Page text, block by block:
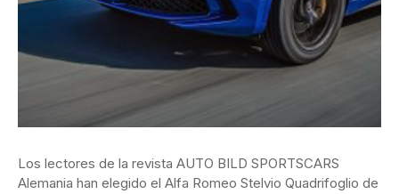
Los lectores de la revista AUTO BILD SPORTSCARS
Alemania han elegido el Alfa Romeo Stelvio Quadrifoglio de